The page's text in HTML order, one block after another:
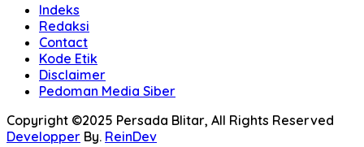
Indeks
Redaksi
Contact
Kode Etik
Disclaimer
Pedoman Media Siber
Copyright ©2025 Persada Blitar, All Rights Reserved
Developper By. ReinDev